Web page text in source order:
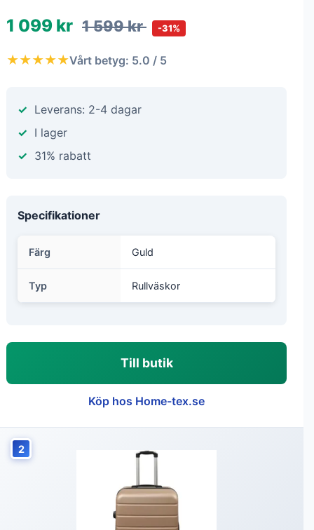
1 099 kr 1 599 kr -31%
★★★★★Vårt betyg: 5.0 / 5
Leverans: 2-4 dagar
I lager
31% rabatt
Specifikationer
Färg Guld
Typ Rullväskor
Till butik
Köp hos Home-tex.se
2